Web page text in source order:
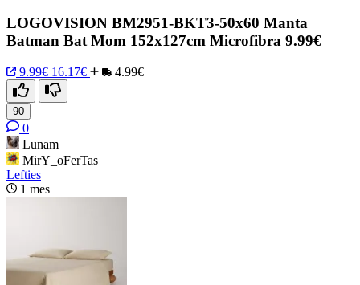
LOGOVISION BM2951-BKT3-50x60 Manta
Batman Bat Mom 152x127cm Microfibra 9.99€
9.99€ 16.17€ 4.99€
90
0
Lunam
MirY_oFerTas
Lefties
1 mes